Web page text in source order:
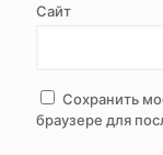
Сайт
Сохранить
браузере для